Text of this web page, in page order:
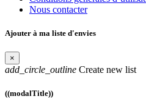
Nous contacter
Ajouter à ma liste d'envies
×
add_circle_outline Create new list
((modalTitle))